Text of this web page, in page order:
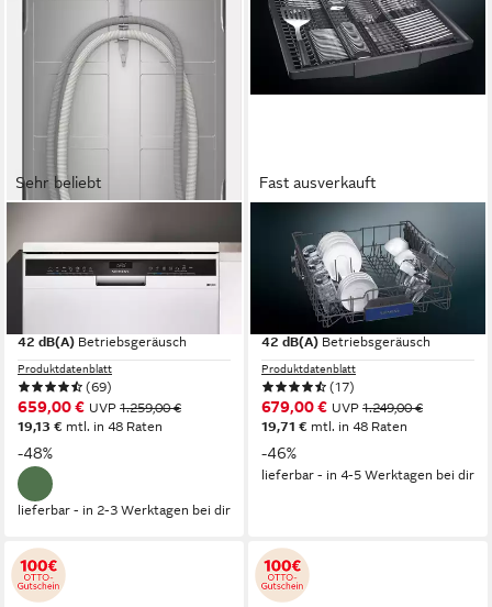
Sehr beliebt
Standgeschirrspüler iQ300
SN23EW28AE
42 dB(A) Betriebsgeräusch
Produktdatenblatt
(69)
659,00 € UVP 1.259,00 €
19,13 € mtl. in 48 Raten
-48%
lieferbar - in 2-3 Werktagen bei dir
Fast ausverkauft
Standgeschirrspüler iQ300
SN23EC03ME
60 x 84,5 x 60 cm B/H/T
freistehend (unterbaufähig)
42 dB(A) Betriebsgeräusch
Produktdatenblatt
(17)
679,00 € UVP 1.249,00 €
19,71 € mtl. in 48 Raten
-46%
lieferbar - in 4-5 Werktagen bei dir